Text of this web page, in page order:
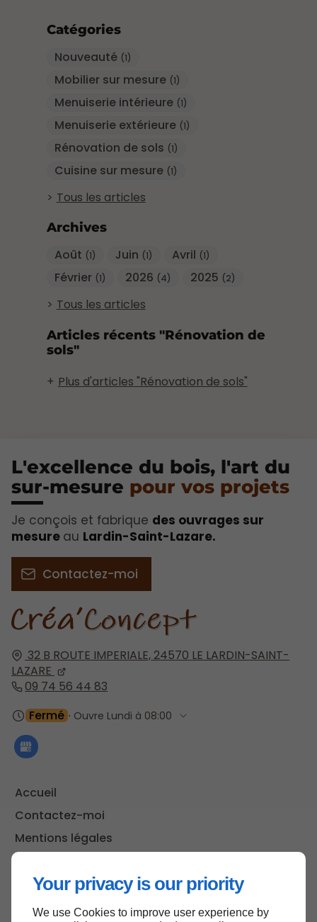
Your privacy is our priority
We use Cookies to improve user experience by
Catégories
Nouveauté (1)
Mobilier sur mesure (1)
Menuiserie intérieure (1)
Menuiserie extérieure (1)
Rénovation de sols (1)
Cuisine sur mesure (1)
Tous les articles
Archives
Août (1) Juin (1) Avril (1)
Février (1) 2026 (4) 2025 (2)
Tous les articles
Articles récents "Rénovation de
sols"
Plus d'articles "Rénovation de sols"
32 B ROUTE IMPERIALE, 24570 LE LARDIN-SAINT-
LAZARE
09 74 56 44 83
Fermé ⋅ Ouvre Lundi à 08:00
Accueil
Contactez-moi
Mentions légales
L'excellence du bois, l'art du
sur-mesure pour vos projets​
Je conçois et fabrique des ouvrages sur
mesure au Lardin-Saint-Lazare.
Contactez-moi